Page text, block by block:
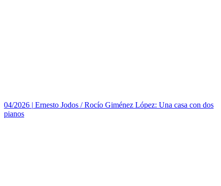
04/2026 | Ernesto Jodos / Rocío Giménez López: Una casa con dos
pianos